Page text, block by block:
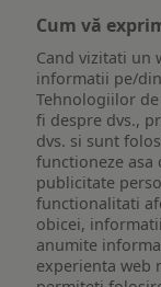
Cum vă
Cand vizitati un
informatii pe/
Tehnologiilor
fi despre dvs.,
dvs. si sunt
functioneze asa
publicitate
functionalitati
obicei,
anumite
experienta web